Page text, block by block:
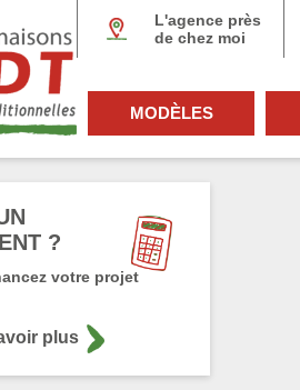
L'agence près
de chez moi
MODÈLES
?
votre projet
plus